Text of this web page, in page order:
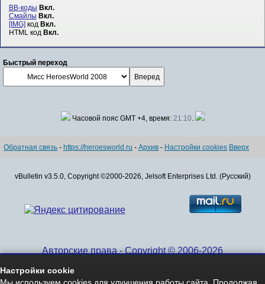
BB-коды Вкл.
Смайлы Вкл.
[IMG]код Вкл.
HTML код Вкл.
Быстрый переход
Часовой пояс GMT +4, время: 21:10.
Обратная связь - https://heroesworld.ru - Архив - Настройки cookies Вверх
vBulletin v3.5.0, Copyright ©2000-2026, Jelsoft Enterprises Ltd. (Русский)
Авторские права - Copyright © 2006-2026
Настройки cookie
Мы используем cookies для улучшения работы сайта. Продолжая